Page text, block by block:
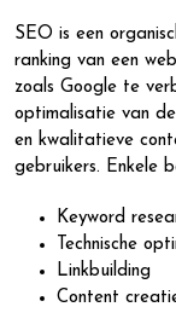
SEO is een
ranking van een
zoals Google te
optimalisatie van
en kwalitatieve
gebruikers. Enkele
Keyword
Technische
Linkbuilding
Content